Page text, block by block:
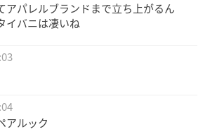
アパレルブランドまで立ち上がるん
イバニは凄いね
アルック